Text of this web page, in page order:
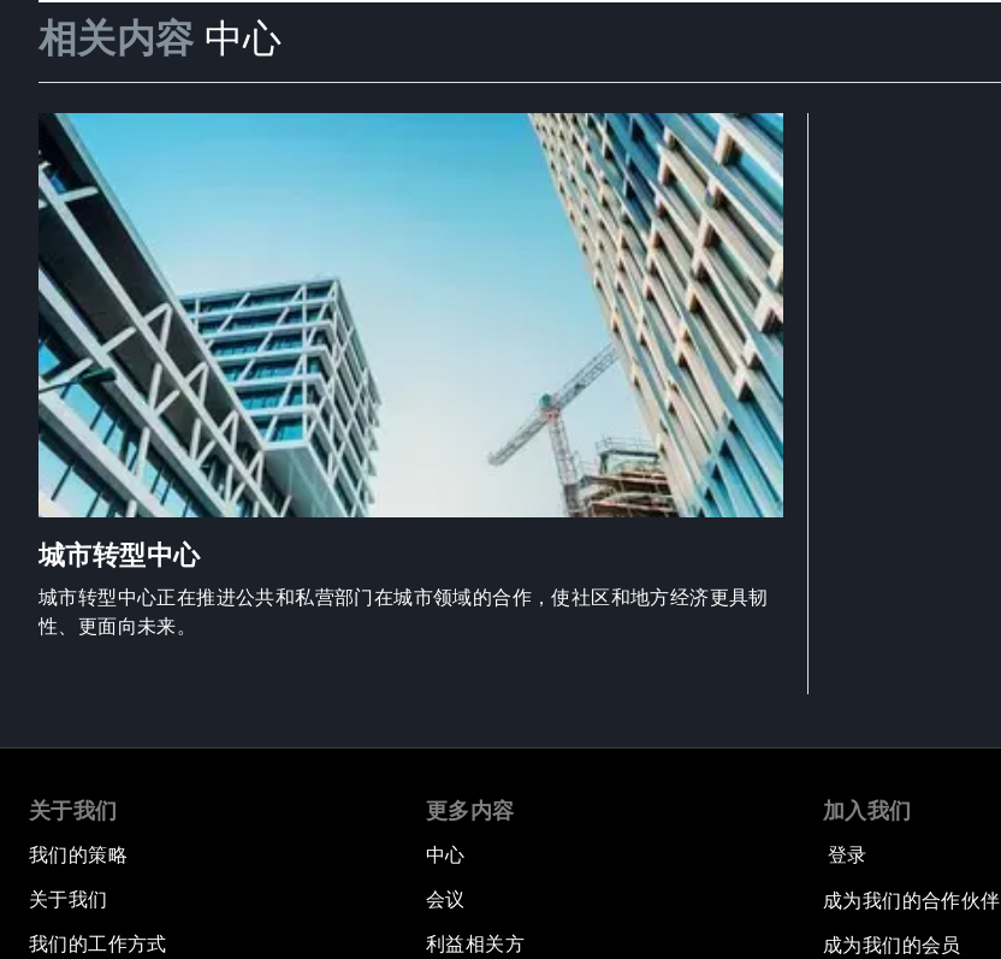
相关内容 中心
城市转型中心
城市转型中心正在推进公共和私营部门在城市领域的合作，使社区和地方经济更具韧
性、更面向未来。
关于我们
我们的策略
关于我们
我们的工作方式
更多内容
中心
会议
利益相关方
加入我们
登录
成为我们的合作伙伴
成为我们的会员